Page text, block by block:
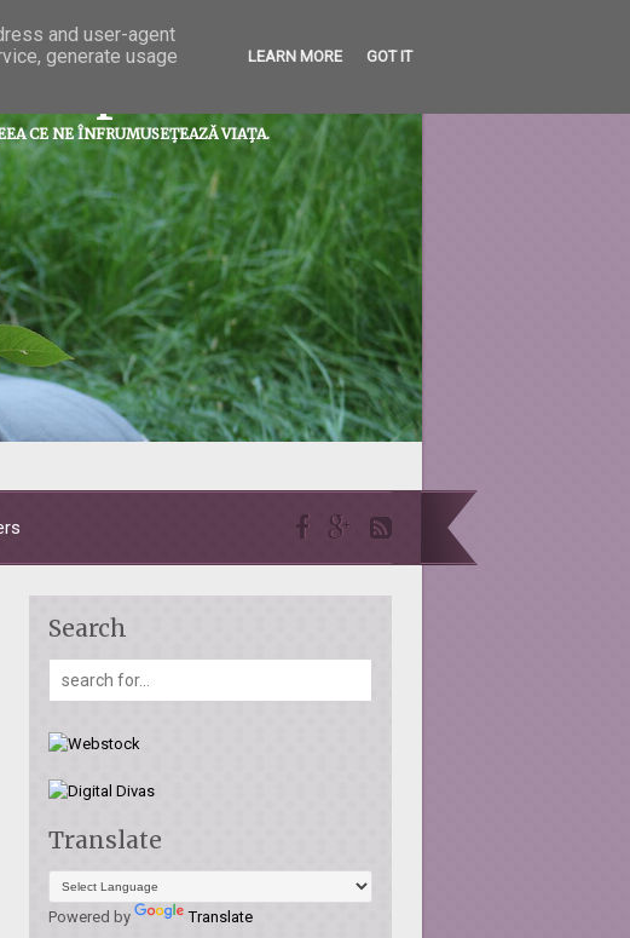
cu prietenii...
CE NE ÎNFRUMUSEŢEAZĂ VIAŢA.
Search
Translate
Powered by Translate
and user-agent
generate usage
LEARN MORE GOT IT